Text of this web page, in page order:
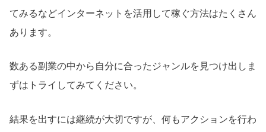
てみるなどインターネットを活用して稼ぐ方法はたくさん
あります。
数ある副業の中から自分に合ったジャンルを見つけ出しま
ずはトライしてみてください。
結果を出すには継続が大切ですが、何もアクションを行わ